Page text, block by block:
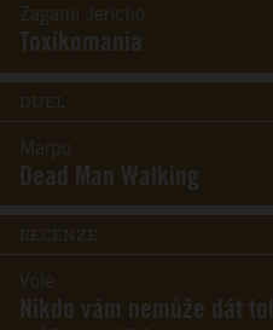
Zagami Jericho
Toxikomania
DUEL
Marpo
Dead Man Walking
RECENZE
Vole
Nikdo vám nemůže dát